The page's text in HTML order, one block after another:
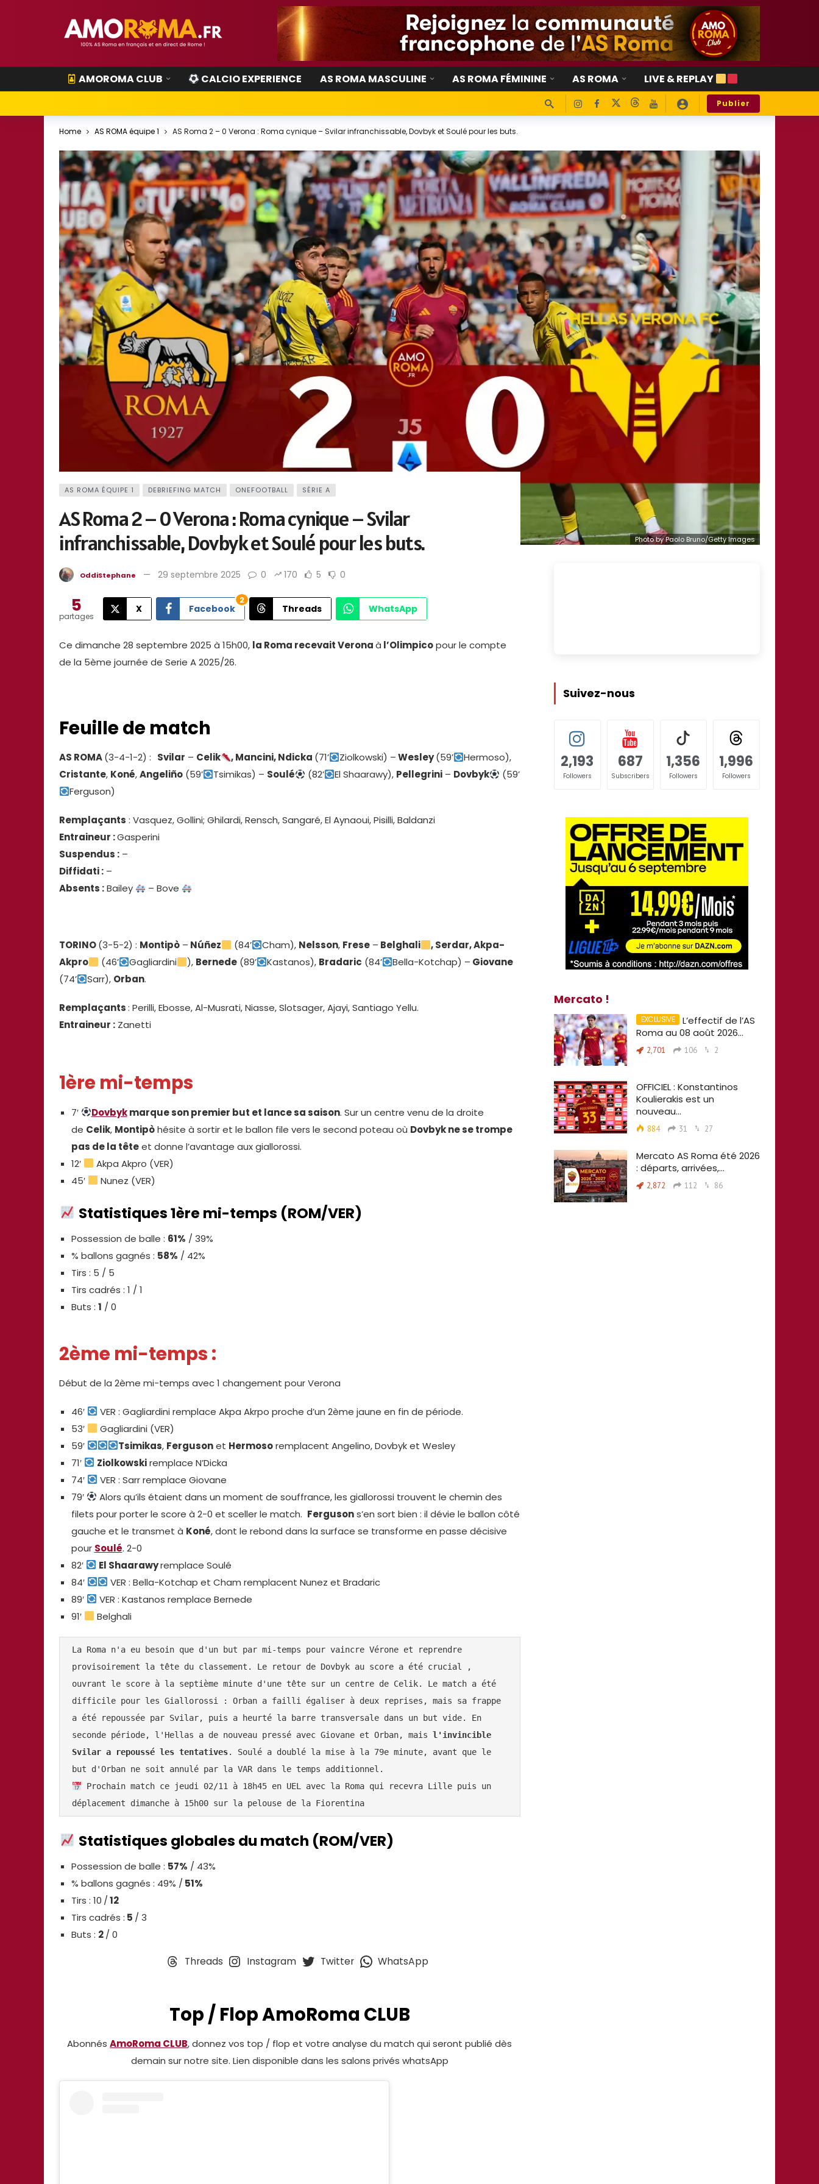
AMOROMA CLUB CALCIO EXPERIENCE AS ROMA MASCULINE AS ROMA FÉMININE AS ROMA LIVE & REPLAY
Publier
Home AS ROMA équipe 1 AS Roma 2 – 0 Verona : Roma cynique – Svilar infranchissable, Dovbyk et Soulé pour les buts.
Photo by Paolo Bruno/Getty Images
AS ROMA ÉQUIPE 1 DEBRIEFING MATCH ONEFOOTBALL SÉRIE A
AS Roma 2 – 0 Verona : Roma cynique – Svilar
infranchissable, Dovbyk et Soulé pour les buts.
OddiStephane 29 septembre 2025 0 170 5 0
5
partages
X Facebook
2
Threads WhatsApp
Ce dimanche 28 septembre 2025 à 15h00, la Roma recevait Veronaà l’Olimpicopour le compte
de la 5ème journée de Serie A 2025/26.
Feuille de match
AS ROMA(3-4-1-2) : Svilar – Celik , Mancini, Ndicka (71’ Ziolkowski) –Wesley(59’
Hermoso),
Cristante, Koné,Angeliño (59’ Tsimikas) – Soulé (82’ El Shaarawy), Pellegrini – Dovbyk
(59’
Ferguson)
Remplaçants : Vasquez, Gollini; Ghilardi, Rensch, Sangaré, El Aynaoui, Pisilli, Baldanzi
Entraineur :Gasperini
Suspendus : –
Diffidati : –
Absents :Bailey – Bove
TORINO(3-5-2) : Montipò – Núñez (84’ Cham), Nelsson, Frese – Belghali
, Serdar, Akpa-
Akpro
(46’ Gagliardini ), Bernede (89’ Kastanos), Bradaric (84’ Bella-Kotchap) – Giovane
(74’
Sarr), Orban.
Remplaçants: Perilli, Ebosse, Al-Musrati, Niasse, Slotsager, Ajayi, Santiago Yellu.
Entraineur : Zanetti
1ère mi-temps
7′ Dovbykmarque son premier but et lance sa saison. Sur un centre venu de la droite
de Celik, Montipòhésite à sortir et le ballon file vers le second poteau où Dovbyk ne se trompe
pas de la têteet donne l’avantage aux giallorossi.
12′
Akpa Akpro (VER)
45′
Nunez (VER)
Statistiques 1ère mi-temps (ROM/VER)
Possession de balle : 61% / 39%
% ballons gagnés : 58% / 42%
Tirs : 5 / 5
Tirs cadrés : 1 / 1
Buts : 1 / 0
2ème mi-temps :
Début de la 2ème mi-temps avec 1 changement pour Verona
46′
VER : Gagliardini remplace Akpa Akrpo proche d’un 2ème jaune en fin de période.
53′
Gagliardini (VER)
59′
Tsimikas, Fergusonet Hermosoremplacent Angelino, Dovbyk et Wesley
71′
Ziolkowskiremplace N’Dicka
74′
VER : Sarr remplace Giovane
79′
Alors qu’ils étaient dans un moment de souffrance, les giallorossi trouvent le chemin des
filets pour porter le score à 2-0 et sceller le match. Fergusons’en sort bien : il dévie le ballon côté
gauche et le transmet à Koné, dont le rebond dans la surface se transforme en passe décisive
pour Soulé. 2-0
82′
El Shaarawyremplace Soulé
84′
VER : Bella-Kotchap et Cham remplacent Nunez et Bradaric
89′
VER : Kastanos remplace Bernede
91′
Belghali
La Roma n'a eu besoin que d'un but par mi-temps pour vaincre Vérone et reprendre
provisoirement la tête du classement. Le retour de Dovbyk au score a été crucial ,
ouvrant le score à la septième minute d'une tête sur un centre de Celik. Le match a été
difficile pour les Giallorossi : Orban a failli égaliser à deux reprises, mais sa frappe
a été repoussée par Svilar, puis a heurté la barre transversale dans un but vide. En
seconde période, l'Hellas a de nouveau pressé avec Giovane et Orban, mais l'invincible
Svilar a repoussé les tentatives. Soulé a doublé la mise à la 79e minute, avant que le
but d'Orban ne soit annulé par la VAR dans le temps additionnel.
Prochain match ce jeudi 02/11 à 18h45 en UEL avec la Roma qui recevra Lille puis un
déplacement dimanche à 15h00 sur la pelouse de la Fiorentina
Statistiques globales du match (ROM/VER)
Possession de balle : 57% / 43%
% ballons gagnés : 49% /51%
Tirs : 10 /12
Tirs cadrés : 5 / 3
Buts : 2/ 0
Threads Instagram Twitter WhatsApp
Top / Flop AmoRoma CLUB
AbonnésAmoRoma CLUB, donnez vos top / flop et votre analyse du match qui seront publié dès
demain sur notre site. Lien disponible dans les salons privés whatsApp
Suivez-nous
2,193
Followers
687
Subscribers
1,356
Followers
1,996
Followers
Mercato !
L’effectif de l’AS
Roma au 08 août 2026…
2,701 106 2
OFFICIEL : Konstantinos
Koulierakis est un
nouveau…
884 31 27
Mercato AS Roma été 2026
: départs, arrivées,…
2,872 112 86